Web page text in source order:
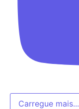
Carregue mais...